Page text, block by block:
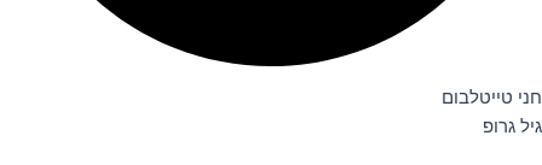
חני טייטלבום
גיל גרופ